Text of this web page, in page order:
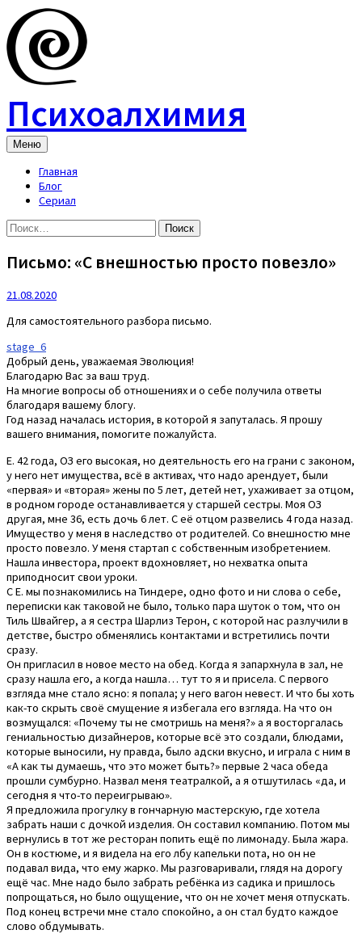
Skip
to
content
Психоалхимия
Меню
Главная
Блог
Сериал
Найти:
Письмо: «С внешностью просто повезло»
21.08.2020
Для самостоятельного разбора письмо.
stage_6
Добрый день, уважаемая Эволюция!
Благодарю Вас за ваш труд.
На многие вопросы об отношениях и о себе получила ответы
благодаря вашему блогу.
Год назад началась история, в которой я запуталась. Я прошу
вашего внимания, помогите пожалуйста.
Е. 42 года, ОЗ его высокая, но деятельность его на грани с законом,
у него нет имущества, всё в активах, что надо арендует, были
«первая» и «вторая» жены по 5 лет, детей нет, ухаживает за отцом,
в родном городе останавливается у старшей сестры. Моя ОЗ
другая, мне 36, есть дочь 6 лет. С её отцом развелись 4 года назад.
Имущество у меня в наследство от родителей. Со внешностю мне
просто повезло. У меня стартап с собственным изобретением.
Нашла инвестора, проект вдохновляет, но нехватка опыта
приподносит свои уроки.
С Е. мы познакомились на Тиндере, одно фото и ни слова о себе,
переписки как таковой не было, только пара шуток о том, что он
Тиль Швайгер, а я сестра Шарлиз Терон, с которой нас разлучили в
детстве, быстро обменялись контактами и встретились почти
сразу.
Он пригласил в новое место на обед. Когда я запархнула в зал, не
сразу нашла его, а когда нашла… тут то я и присела. С первого
взгляда мне стало ясно: я попала; у него вагон невест. И что бы хоть
как-то скрыть своё смущение я избегала его взгляда. На что он
возмущался: «Почему ты не смотришь на меня?» а я восторгалась
гениальностью дизайнеров, которые всё это создали, блюдами,
которые выносили, ну правда, было адски вкусно, и играла с ним в
«А как ты думаешь, что это может быть?» первые 2 часа обеда
прошли сумбурно. Назвал меня театралкой, а я отшутилась «да, и
сегодня я что-то переигрываю».
Я предложила прогулку в гончарную мастерскую, где хотела
забрать наши с дочкой изделия. Он составил компанию. Потом мы
вернулись в тот же ресторан попить ещё по лимонаду. Была жара.
Он в костюме, и я видела на его лбу капельки пота, но он не
подавал вида, что ему жарко. Мы разговаривали, глядя на дорогу
ещё час. Мне надо было забрать ребёнка из садика и пришлось
попрощаться, но было ощущение, что он не хочет меня отпускать.
Под конец встречи мне стало спокойно, а он стал будто каждое
слово обдумывать.